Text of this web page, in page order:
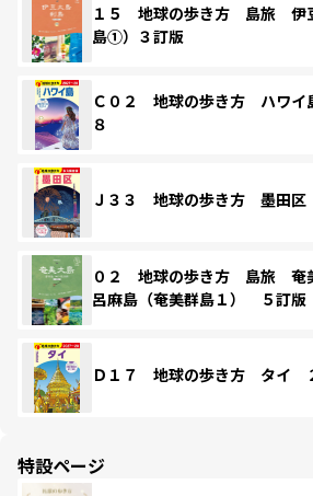
１５ 地球の歩き方 島旅 伊
島①）３訂版
Ｃ０２ 地球の歩き方 ハワイ
８
Ｊ３３ 地球の歩き方 墨田区
０２ 地球の歩き方 島旅
呂麻島（奄美群島１） ５訂版
Ｄ１７ 地球の歩き方 タイ
特設ページ